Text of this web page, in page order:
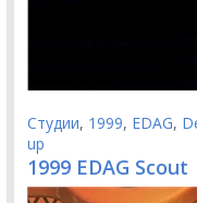
Студии, 1999, EDAG,
up
1999 EDAG Scout